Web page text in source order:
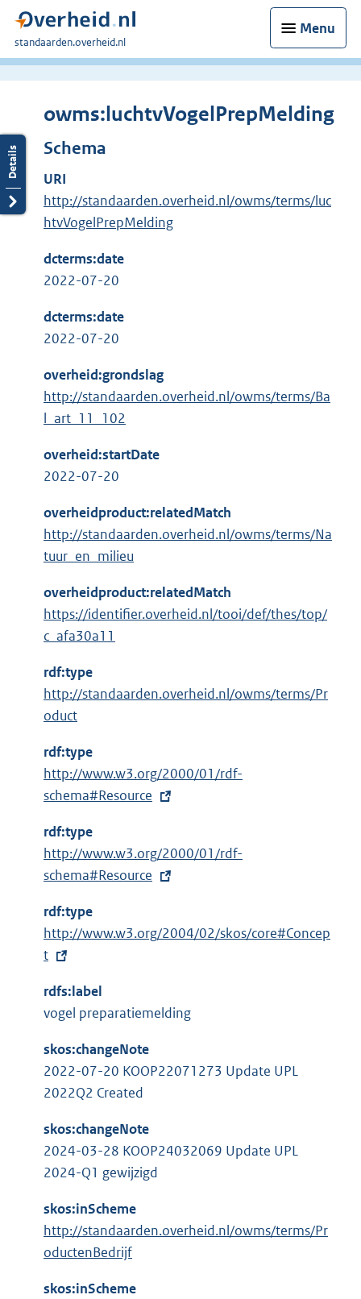
Menu
U
bent
standaarden.overheid.nl
owms:luchtvVogelPrepMelding
Schema
URI
http://standaarden.overheid.nl/owms/terms/luc
htvVogelPrepMelding
dcterms:date
2022-07-20
dcterms:date
2022-07-20
overheid:grondslag
http://standaarden.overheid.nl/owms/terms/Ba
l_art_11_102
overheid:startDate
2022-07-20
overheidproduct:relatedMatch
http://standaarden.overheid.nl/owms/terms/Na
tuur_en_milieu
overheidproduct:relatedMatch
https://identifier.overheid.nl/tooi/def/thes/top/
c_afa30a11
rdf:type
http://standaarden.overheid.nl/owms/terms/Pr
oduct
rdf:type
E
x
e
r
n
l
i
k
:
http://www.w3.org/2000/01/rdf-
schema#Resource
rdf:type
E
x
e
r
n
n
k
:
http://www.w3.org/2000/01/rdf-
schema#Resource
rdf:type
E
x
e
r
n
e
l
n
k
:
http://www.w3.org/2004/02/skos/core#Concep
t
rdfs:label
vogel preparatiemelding
skos:changeNote
2022-07-20 KOOP22071273 Update UPL
2022Q2 Created
skos:changeNote
2024-03-28 KOOP24032069 Update UPL
2024-Q1 gewijzigd
skos:inScheme
http://standaarden.overheid.nl/owms/terms/Pr
oductenBedrijf
skos:inScheme